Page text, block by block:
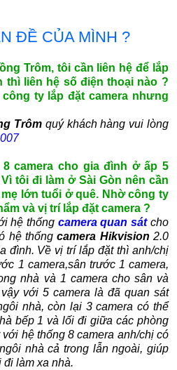
ĐỀ CỦA MÌNH ?
Trôm, tôi cần liên hệ để lắp
thì liên hệ số điện thoại nào ?
ty lắp đặt camera nhưng
Trôm quý khách hàng vui lòng
camera cho gia đình ở ấp 5
tôi đi làm ở Sài Gòn nên cần
lớn tuổi ở quê. Nhờ công ty
và vị trí lắp đặt camera ?
hệ thống camera quan sát cho
hệ thốngcamera Hikvision 2.0
đình. Về vị trí lắp đặt thì anh/chị
1 camera,sân trước 1 camera,
nhà và 1 camera cho sân và
với 5 camera là đã quan sát
nhà, còn lại 3 camera có thể
bếp 1 và lối đi giữa các phòng
hệ thống 8 camera anh/chị có
nhà cả trong lẫn ngoài, giúp
đi làm xa nhà.